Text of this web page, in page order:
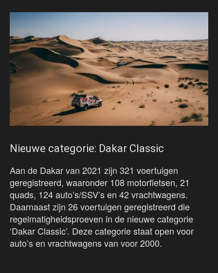
Nieuwe categorie: Dakar Classic
Aan de Dakar van 2021 zijn 321 voertuigen
geregistreerd, waaronder 108 motorfietsen, 21
quads, 124 auto’s/SSV’s en 42 vrachtwagens.
Daarnaast zijn 26 voertuigen geregistreerd die
regelmatigheidsproeven in de nieuwe categorie
‘Dakar Classic’. Deze categorie staat open voor
auto’s en vrachtwagens van voor 2000.